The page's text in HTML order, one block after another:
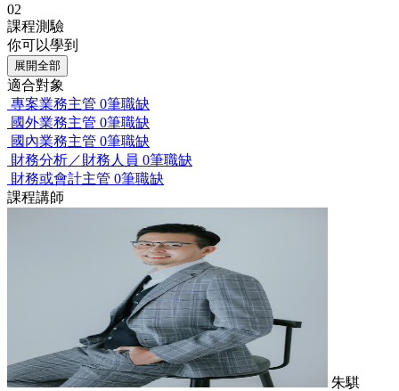
02
課程測驗
你可以學到
展開全部
適合對象
專案業務主管 0筆職缺
國外業務主管 0筆職缺
國內業務主管 0筆職缺
財務分析／財務人員 0筆職缺
財務或會計主管 0筆職缺
課程講師
朱騏